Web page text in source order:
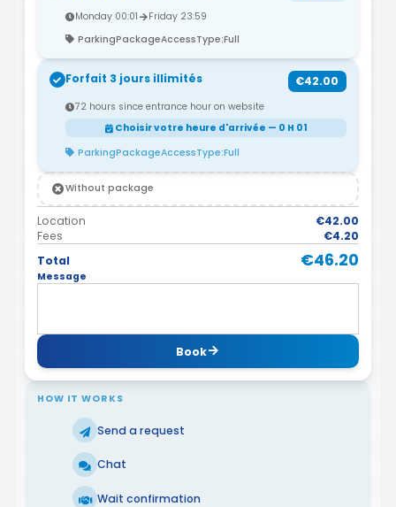
Monday 00:01
Friday 23:59
ParkingPackageAccessType:Full
Forfait 3 jours illimités €42.00
72 hours since entrance hour on website
Choisir votre heure d'arrivée — 0 H 01
ParkingPackageAccessType:Full
Without package
Location
€42.00
Fees
€4.20
Total
€46.20
Message
Book
HOW IT WORKS
Send a request
Chat
Wait confirmation